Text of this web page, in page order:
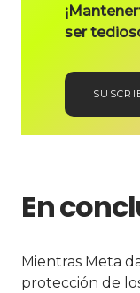
ser
En
Mientras Meta
protección de